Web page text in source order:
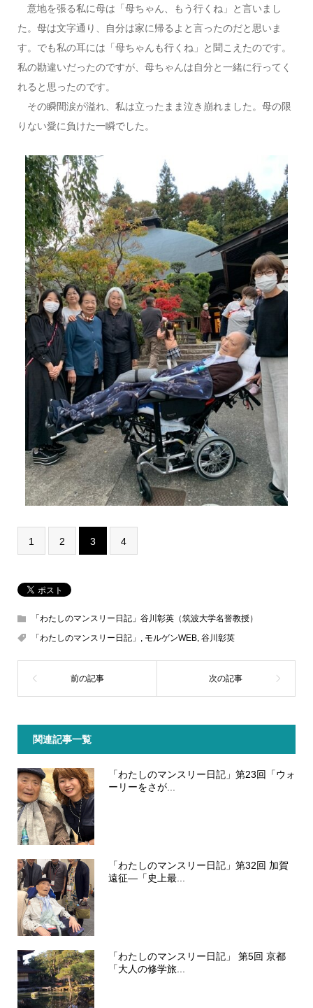
意地を張る私に母は「母ちゃん、もう行くね」と言いまし
た。母は文字通り、自分は家に帰るよと言ったのだと思いま
す。でも私の耳には「母ちゃんも行くね」と聞こえたのです。
私の勘違いだったのですが、母ちゃんは自分と一緒に行ってく
れると思ったのです。
その瞬間涙が溢れ、私は立ったまま泣き崩れました。母の限
りない愛に負けた一瞬でした。
1 2 3 4
「わたしのマンスリー日記」谷川彰英（筑波大学名誉教授）
「わたしのマンスリー日記」 , モルゲンWEB, 谷川彰英
関連記事一覧
「わたしのマンスリー日記」第23回「ウォ
ーリーをさが...
「わたしのマンスリー日記」第32回 加賀
遠征―「史上最...
「わたしのマンスリー日記」 第5回 京都
「大人の修学旅...